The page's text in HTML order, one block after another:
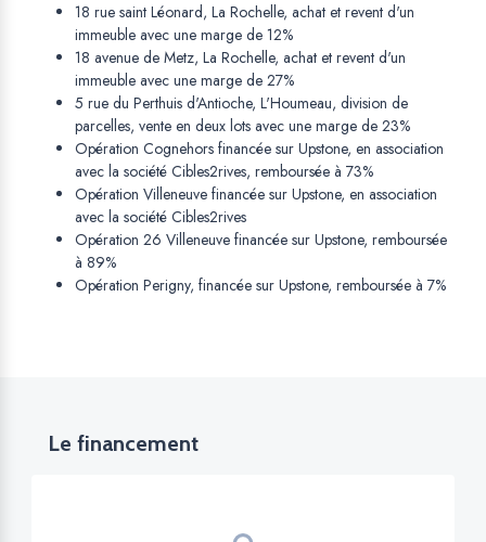
18 rue saint Léonard, La Rochelle, achat et revent d'un
immeuble avec une marge de 12%
18 avenue de Metz, La Rochelle, achat et revent d'un
immeuble avec une marge de 27%
5 rue du Perthuis d'Antioche, L'Houmeau, division de
parcelles, vente en deux lots avec une marge de 23%
Opération Cognehors financée sur Upstone, en association
avec la société Cibles2rives, remboursée à 73%
Opération Villeneuve financée sur Upstone, en association
avec la société Cibles2rives
Opération 26 Villeneuve financée sur Upstone, remboursée
à 89%
Opération Perigny, financée sur Upstone, remboursée à 7%
Le financement